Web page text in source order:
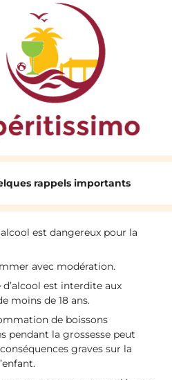
rappels importants
est dangereux pour la
avec modération.
d’alcool est interdite aux
moins de 18 ans.
de boissons
pendant la grossesse peut
graves sur la